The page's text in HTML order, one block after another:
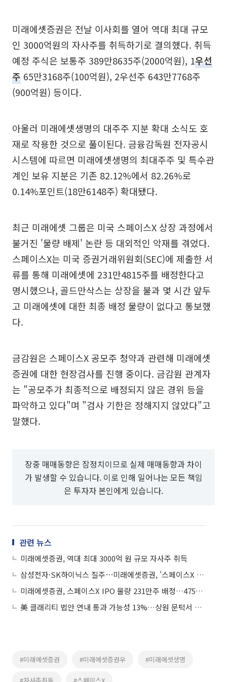
미래에셋증권은 전날 이사회를 열어 역대 최대 규모
인 3000억원의 자사주를 취득하기로 결의했다. 취득
예정 주식은 보통주 389만8635주(2000억원), 1우선
주 65만3168주(100억원), 2우선주 643만7768주
(900억원) 등이다.
아울러 미래에셋생명의 대주주 지분 확대 소식도 호
재로 작용한 것으로 풀이된다. 금융감독원 전자공시
시스템에 따르면 미래에셋생명의 최대주주 및 특수관
계인 보유 지분은 기존 82.12%에서 82.26%로
0.14%포인트(18만6148주) 확대됐다.
최근 미래에셋 그룹은 미국 스페이스X 상장 과정에서
불거진 '물량 배제' 논란 등 대외적인 악재를 겪었다.
스페이스X는 미국 증권거래위원회(SEC)에 제출한 서
류를 통해 미래에셋에 231만4815주를 배정한다고
명시했으나, 골드만삭스는 상장을 불과 몇 시간 앞두
고 미래에셋에 대한 최종 배정 물량이 없다고 통보했
다.
금감원은 스페이스X 공모주 청약과 관련해 미래에셋
증권에 대한 현장검사를 진행 중이다. 금감원 관계자
는 "공모주가 최종적으로 배정되지 않은 경위 등을
파악하고 있다"며 "검사 기한은 정해지지 않았다"고
말했다.
장중 매매동향은 잠정치이므로 실제 매매동향과 차이
가 발생할 수 있습니다. 이로 인해 일어나는 모든 책임
은 투자자 본인에게 있습니다.
관련 뉴스
미래에셋증권, 역대 최대 3000억 원 규모 자사주 취득
삼성전자·SK하이닉스 질주⋯미래에셋증권, '스페이스X 0주' 여파는?
미래에셋증권, 스페이스X IPO 물량 231만주 배정…4751억원 규모
美 클래리티 법안 연내 통과 가능성 13%…상원 문턱서 제동
#미래에셋증권 #미래에셋증권우 #미래에셋생명
#자사주취득 #스페이스X